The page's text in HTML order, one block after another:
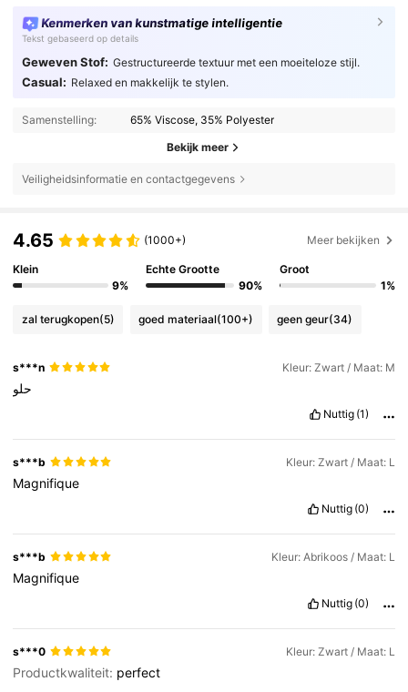
Kenmerken van kunstmatige intelligentie
Tekst gebaseerd op details
Geweven Stof: Gestructureerde textuur met een moeiteloze stijl.
Casual: Relaxed en makkelijk te stylen.
Samenstelling: 65% Viscose, 35% Polyester
Bekijk meer
Veiligheidsinformatie en contactgegevens
4.65 (1000+) Meer bekijken
Klein
9%
Echte Grootte
90%
Groot
1%
zal terugkopen(5) goed materiaal(100+) geen geur(34)
s***n Kleur: Zwart / Maat: M
حلو
Nuttig (1)
s***b Kleur: Zwart / Maat: L
Magnifique
Nuttig (0)
s***b Kleur: Abrikoos / Maat: L
Magnifique
Nuttig (0)
s***0 Kleur: Zwart / Maat: L
Productkwaliteit: perfect